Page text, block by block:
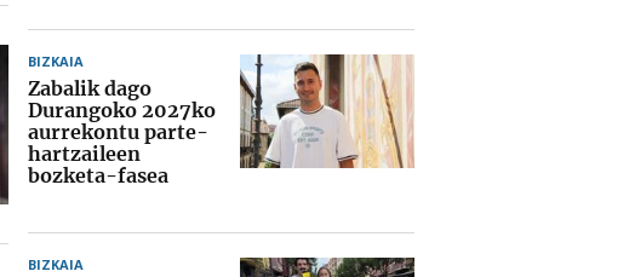
BIZKAIA
Zabalik dago
Durangoko 2027ko
aurrekontu parte-
hartzaileen
bozketa-fasea
BIZKAIA